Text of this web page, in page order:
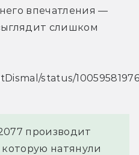
впечатления —
слишком
status/
производит
которую натянули